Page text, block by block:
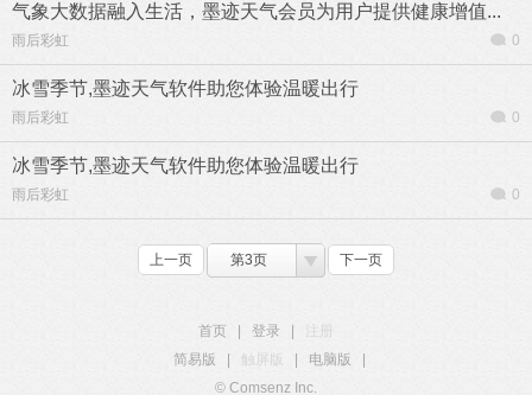
气象大数据融入生活，墨迹天气会员为用户提供健康增值...
雨后彩虹 0
冰雪季节,墨迹天气软件助您体验温暖出行
雨后彩虹 0
冰雪季节,墨迹天气软件助您体验温暖出行
雨后彩虹 0
上一页 第3页 下一页
首页 登录
简易版
触屏版 电脑版
© Comsenz Inc.